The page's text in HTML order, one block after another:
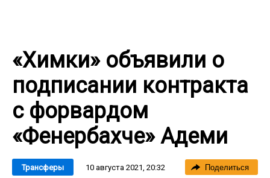
«Химки» объявили о
подписании контракта
с форвардом
«Фенербахче» Адеми
Трансферы 10 августа 2021, 20:32 Поделиться